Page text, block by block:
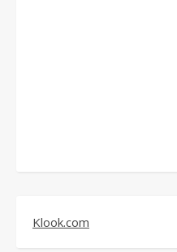
Klook.com